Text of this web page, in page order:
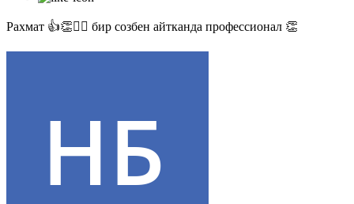
Рахмат 👍👏✊🏻 бир созбен айтканда профессионал 👏